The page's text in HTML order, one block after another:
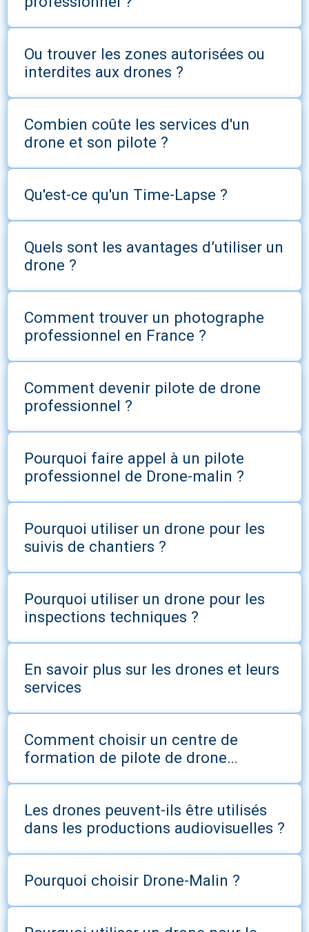
Ou trouver les zones autorisées ou
interdites aux drones ?
Combien coûte les services d'un
drone et son pilote ?
Qu'est-ce qu'un Time-Lapse ?
Quels sont les avantages d’utiliser un
drone ?
Comment trouver un photographe
professionnel en France ?
Comment devenir pilote de drone
professionnel ?
Pourquoi faire appel à un pilote
professionnel de Drone-malin ?
Pourquoi utiliser un drone pour les
suivis de chantiers ?
Pourquoi utiliser un drone pour les
inspections techniques ?
En savoir plus sur les drones et leurs
services
Comment choisir un centre de
formation de pilote de drone
Les drones peuvent-ils être utilisés
dans les productions audiovisuelles ?
Pourquoi choisir Drone-Malin ?